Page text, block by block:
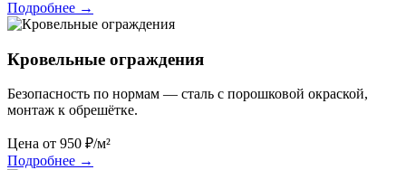
Подробнее →
Кровельные ограждения
Безопасность по нормам — сталь с порошковой окраской,
монтаж к обрешётке.
Цена от 950 ₽/м²
Подробнее →